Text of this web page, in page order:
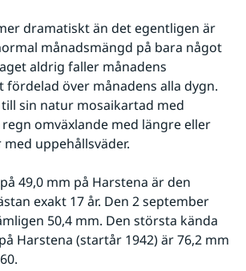
dramatiskt än det egentligen är
månadsmängd på bara något
aldrig faller månadens
över månadens alla dygn.
sin natur mosaikartad med
omväxlande med längre eller
uppehållsväder.
49,0 mm på Harstena är den
exakt 17 år. Den 2 september
50,4 mm. Den största kända
Harstena (startår 1942) är 76,2 mm